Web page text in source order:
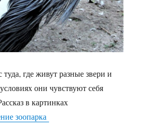
туда, где живут разные звери и
они чувствуют себя
в картинках
зоопарка